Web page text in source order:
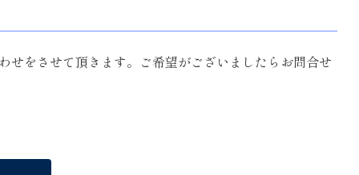
をさせて頂きます。ご希望がございましたらお問合せ